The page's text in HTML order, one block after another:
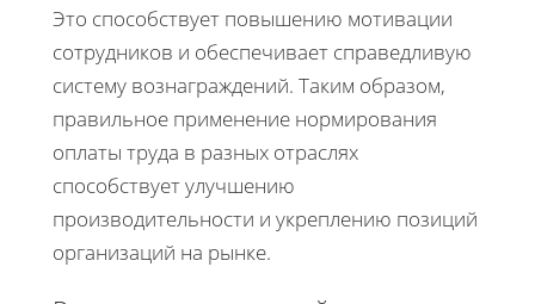
Это способствует повышению мотивации
сотрудников и обеспечивает справедливую
систему вознаграждений. Таким образом,
правильное применение нормирования
оплаты труда в разных отраслях
способствует улучшению
производительности и укреплению позиций
организаций на рынке.